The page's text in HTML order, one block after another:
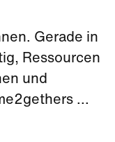
Gerade in
Ressourcen
und
...